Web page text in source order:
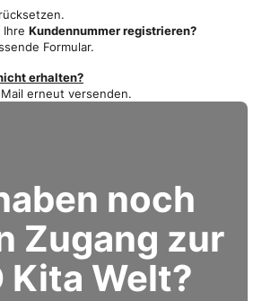
Ihre Kundennummer registrieren?
Formular.
erhalten?
erneut versenden.
noch
Zugang zur
Kita Welt?